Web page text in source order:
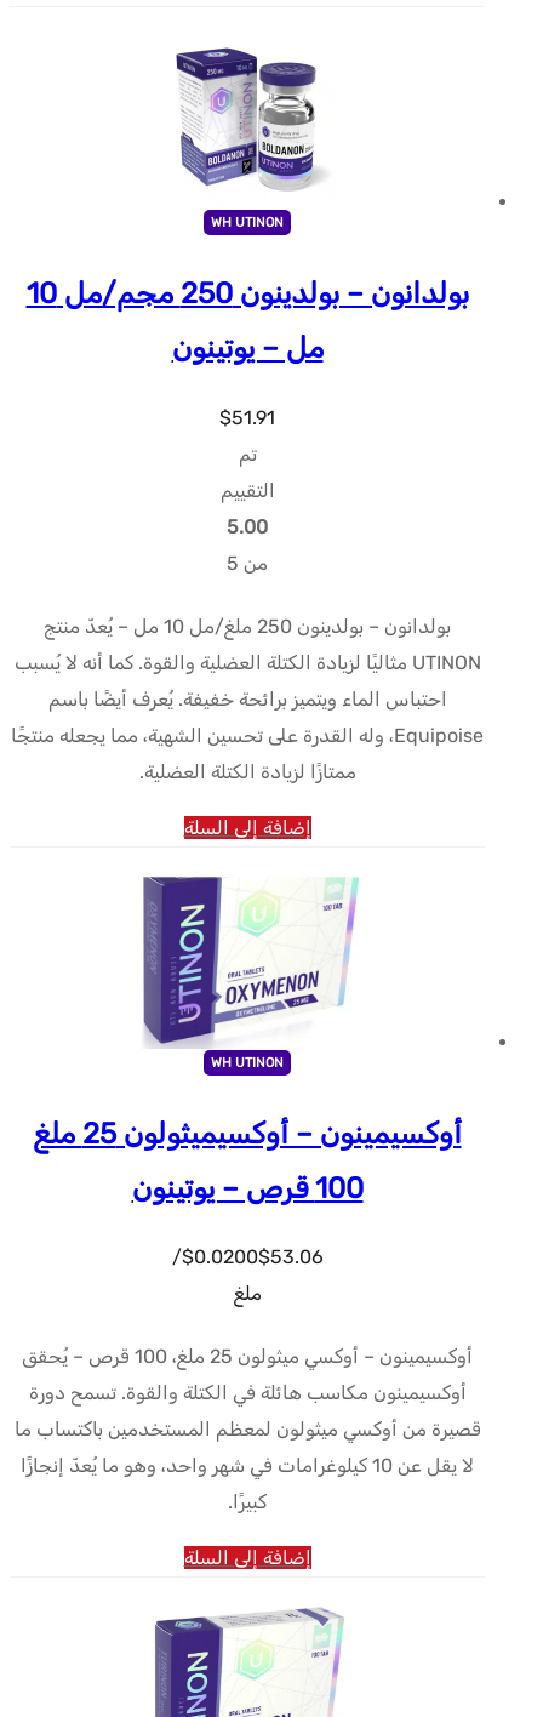
WH UTINON
بولدانون – بولدينون 250 مجم/مل 10
مل – يوتينون
$51.91
تم
التقييم
5.00
من 5
بولدانون – بولدينون 250 ملغ/مل 10 مل – يُعدّ منتج
UTINON مثاليًا لزيادة الكتلة العضلية والقوة. كما أنه لا يُسبب
احتباس الماء ويتميز برائحة خفيفة. يُعرف أيضًا باسم
Equipoise، وله القدرة على تحسين الشهية، مما يجعله منتجًا
ممتازًا لزيادة الكتلة العضلية.
إضافة إلى السلة
WH UTINON
أوكسيمينون – أوكسيميثولون 25 ملغ
100 قرص – يوتينون
$53.06
$0.0200/
ملغ
أوكسيمينون – أوكسي ميثولون 25 ملغ، 100 قرص – يُحقق
أوكسيمينون مكاسب هائلة في الكتلة والقوة. تسمح دورة
قصيرة من أوكسي ميثولون لمعظم المستخدمين باكتساب ما
لا يقل عن 10 كيلوغرامات في شهر واحد، وهو ما يُعدّ إنجازًا
كبيرًا.
إضافة إلى السلة